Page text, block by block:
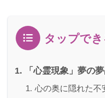
タップで
「心霊現象」夢の
心の奥に隠れた不